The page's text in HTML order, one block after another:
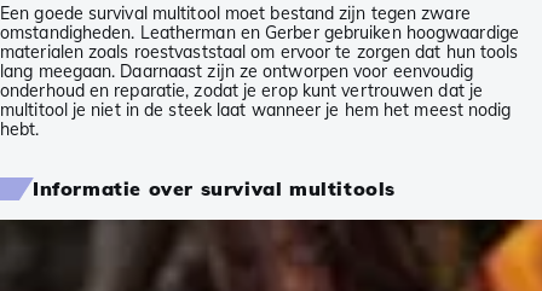
Een goede survival multitool moet bestand zijn tegen zware
omstandigheden. Leatherman en Gerber gebruiken hoogwaardige
materialen zoals roestvaststaal om ervoor te zorgen dat hun tools
lang meegaan. Daarnaast zijn ze ontworpen voor eenvoudig
onderhoud en reparatie, zodat je erop kunt vertrouwen dat je
multitool je niet in de steek laat wanneer je hem het meest nodig
hebt.
Informatie over survival multitools